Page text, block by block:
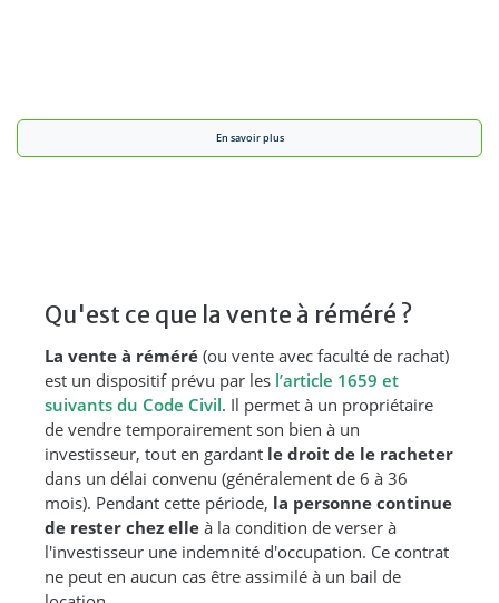
En savoir plus
Qu'est ce que la vente à réméré ?
La vente à réméré (ou vente avec faculté de rachat)
est un dispositif prévu par les l’article 1659 et
suivants du Code Civil. Il permet à un propriétaire
de vendre temporairement son bien à un
investisseur, tout en gardant le droit de le racheter
dans un délai convenu (généralement de 6 à 36
mois). Pendant cette période, la personne continue
de rester chez elle à la condition de verser à
l'investisseur une indemnité d'occupation. Ce contrat
ne peut en aucun cas être assimilé à un bail de